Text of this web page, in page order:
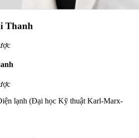
Thanh
lạnh (Đại học Kỹ thuật Karl-Marx-